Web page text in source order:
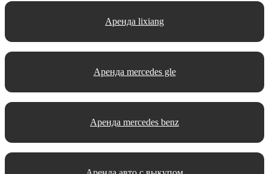
Аренда lixiang
Аренда mercedes gle
Аренда mercedes benz